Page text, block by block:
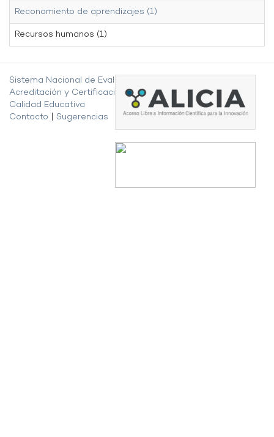
Reconomiento de aprendizajes (1)
Recursos humanos (1)
Sistema Nacional de Evaluación,
Acreditación y Certificación de la
Calidad Educativa
Contacto
Sugerencias